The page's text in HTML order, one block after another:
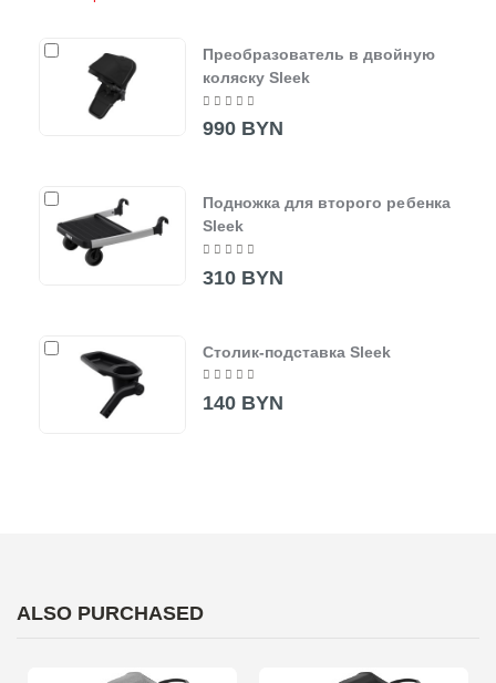
Преобразователь в двойную
коляску Sleek
990 BYN
Подножка для второго ребенка
Sleek
310 BYN
Столик-подставка Sleek
140 BYN
ALSO PURCHASED